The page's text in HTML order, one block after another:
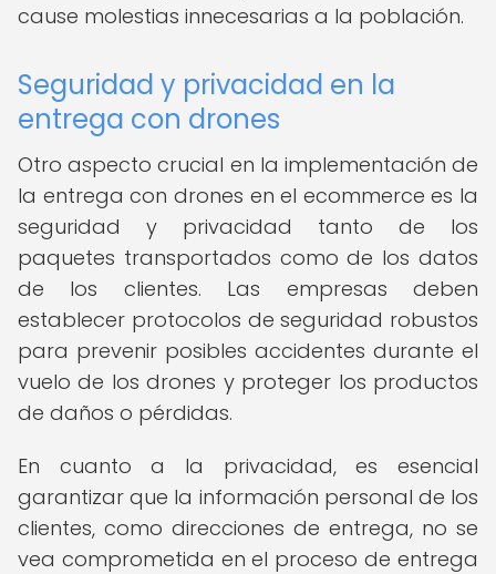
cause molestias innecesarias a la población.
Seguridad y privacidad en la
entrega con drones
Otro aspecto crucial en la implementación de
la entrega con drones en el ecommerce es la
seguridad y privacidad tanto de los
paquetes transportados como de los datos
de los clientes. Las empresas deben
establecer protocolos de seguridad robustos
para prevenir posibles accidentes durante el
vuelo de los drones y proteger los productos
de daños o pérdidas.
En cuanto a la privacidad, es esencial
garantizar que la información personal de los
clientes, como direcciones de entrega, no se
vea comprometida en el proceso de entrega